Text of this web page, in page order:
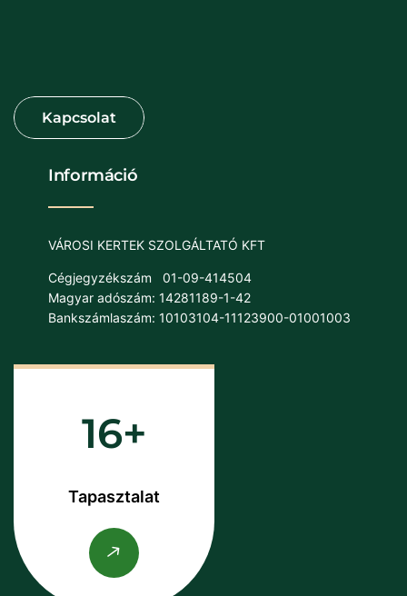
Információ
VÁROSI KERTEK SZOLGÁLTATÓ KFT
Cégjegyzékszám
01-09-414504
Magyar adószám: 14281189-1-42
Bankszámlaszám: 10103104-11123900-01001003
16
Tapasztalat